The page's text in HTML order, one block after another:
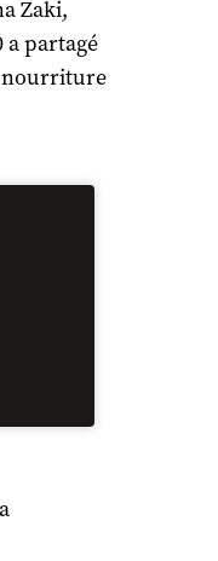
Zaki,
a partagé
nourriture